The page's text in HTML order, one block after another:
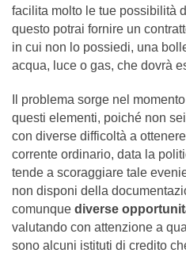
facilita molto le tue possibilità
questo potrai fornire un
in cui non lo possiedi, una
acqua, luce o gas, che dovrà
Il problema sorge nel
questi elementi, poiché non
con diverse difficoltà a
corrente ordinario, data la
tende a scoraggiare tale
non disponi della
comunque diverse
valutando con attenzione a
sono alcuni istituti di credito